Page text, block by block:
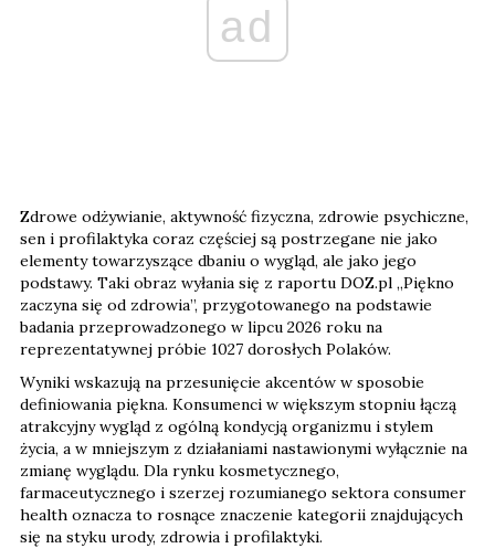
ad
Zdrowe odżywianie, aktywność fizyczna, zdrowie psychiczne,
sen i profilaktyka coraz częściej są postrzegane nie jako
elementy towarzyszące dbaniu o wygląd, ale jako jego
podstawy. Taki obraz wyłania się z raportu DOZ.pl „Piękno
zaczyna się od zdrowia”, przygotowanego na podstawie
badania przeprowadzonego w lipcu 2026 roku na
reprezentatywnej próbie 1027 dorosłych Polaków.
Wyniki wskazują na przesunięcie akcentów w sposobie
definiowania piękna. Konsumenci w większym stopniu łączą
atrakcyjny wygląd z ogólną kondycją organizmu i stylem
życia, a w mniejszym z działaniami nastawionymi wyłącznie na
zmianę wyglądu. Dla rynku kosmetycznego,
farmaceutycznego i szerzej rozumianego sektora consumer
health oznacza to rosnące znaczenie kategorii znajdujących
się na styku urody, zdrowia i profilaktyki.